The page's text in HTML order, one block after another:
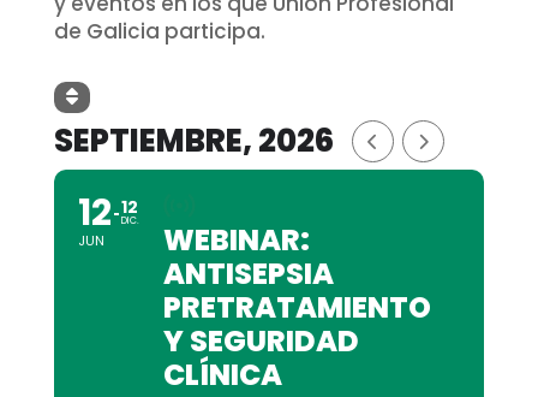
de Galicia participa.
SEPTIEMBRE, 2026
12
JUN
12
DIC.
WEBINAR:
ANTISEPSIA
PRETRATAMIENTO
Y SEGURIDAD
CLÍNICA